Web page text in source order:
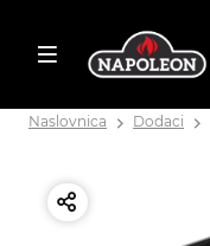
Naslovnica Dodaci